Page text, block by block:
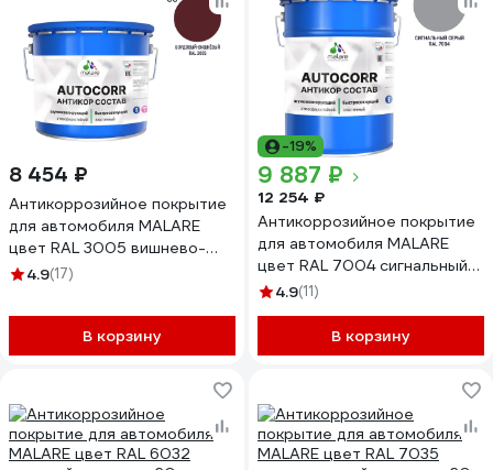
8 454 ₽
Антикоррозийное покрытие
для автомобиля MALARE
цвет RAL 3005 вишнево-
бордовый, матовая, 12,5 кг
4.9(17)
В корзину
-19%
9 887 ₽
12 254 ₽
Антикоррозийное покрытие
для автомобиля MALARE
цвет RAL 7004 сигнальный
серый, матовая, 20 кг
4.9(11)
В корзину